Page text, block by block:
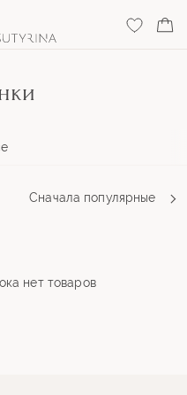
Сначала популярные
нет товаров